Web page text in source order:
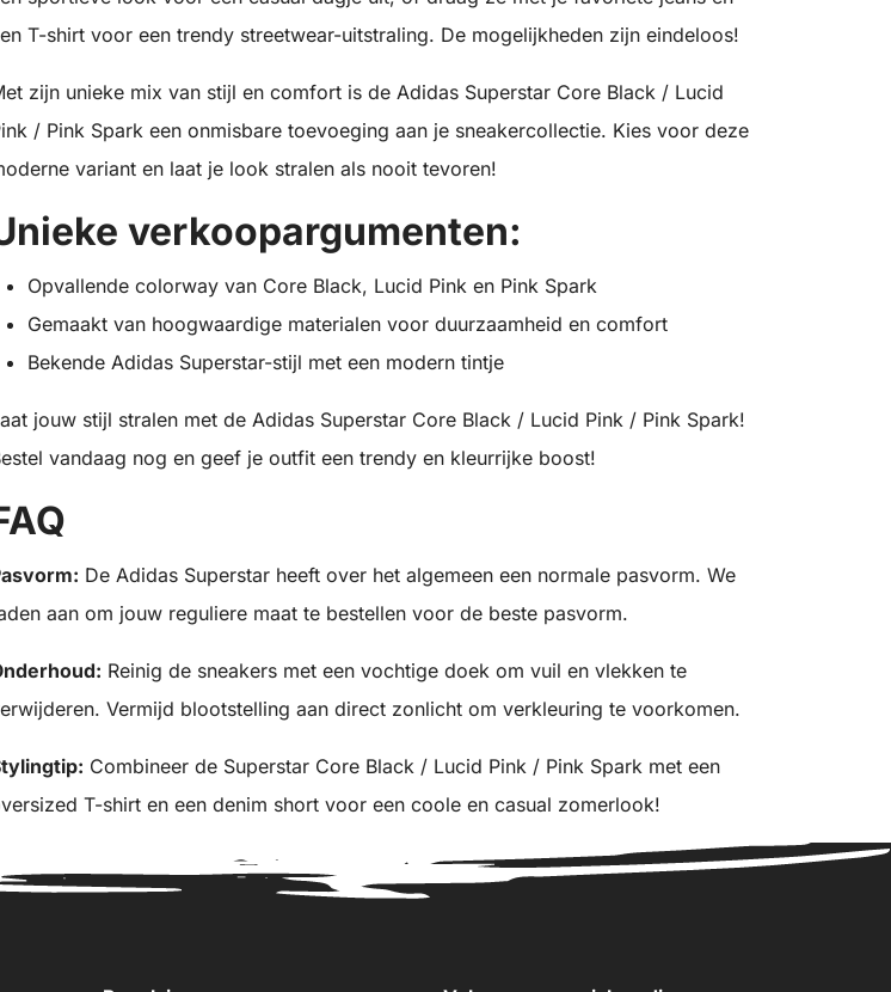
T-shirt voor een trendy streetwear-uitstraling. De mogelijkheden zijn eindeloos!
zijn unieke mix van stijl en comfort is de Adidas Superstar Core Black / Lucid
/ Pink Spark een onmisbare toevoeging aan je sneakercollectie. Kies voor deze
variant en laat je look stralen als nooit tevoren!
verkoopargumenten:
Opvallende colorway van Core Black, Lucid Pink en Pink Spark
Gemaakt van hoogwaardige materialen voor duurzaamheid en comfort
Bekende Adidas Superstar-stijl met een modern tintje
jouw stijl stralen met de Adidas Superstar Core Black / Lucid Pink / Pink Spark!
vandaag nog en geef je outfit een trendy en kleurrijke boost!
De Adidas Superstar heeft over het algemeen een normale pasvorm. We
aan om jouw reguliere maat te bestellen voor de beste pasvorm.
Reinig de sneakers met een vochtige doek om vuil en vlekken te
Vermijd blootstelling aan direct zonlicht om verkleuring te voorkomen.
Combineer de Superstar Core Black / Lucid Pink / Pink Spark met een
T-shirt en een denim short voor een coole en casual zomerlook!